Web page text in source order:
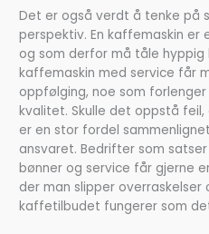
Det er også verdt å tenke på
perspektiv. En kaffemaskin er
og som derfor må tåle hyppig
kaffemaskin med service får
oppfølging, noe som
kvalitet. Skulle det oppstå
er en stor fordel
ansvaret. Bedrifter som
bønner og service får gjerne
der man slipper
kaffetilbudet fungerer som